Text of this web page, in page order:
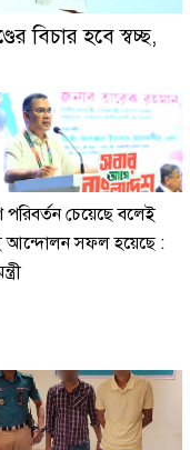
বিচার হবে স্বচ্ছ,
চেয়েছে বলেই
আন্দোলন সফল হয়েছে :